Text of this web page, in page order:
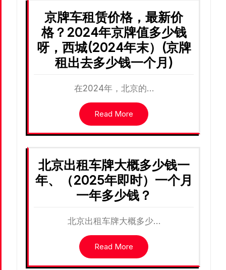
京牌车租赁价格，最新价
格？2024年京牌值多少钱
呀，西城(2024年末）(京牌
租出去多少钱一个月)
在2024年，北京的…
Read More
北京出租车牌大概多少钱一
年、（2025年即时）一个月
一年多少钱？
北京出租车牌大概多少…
Read More